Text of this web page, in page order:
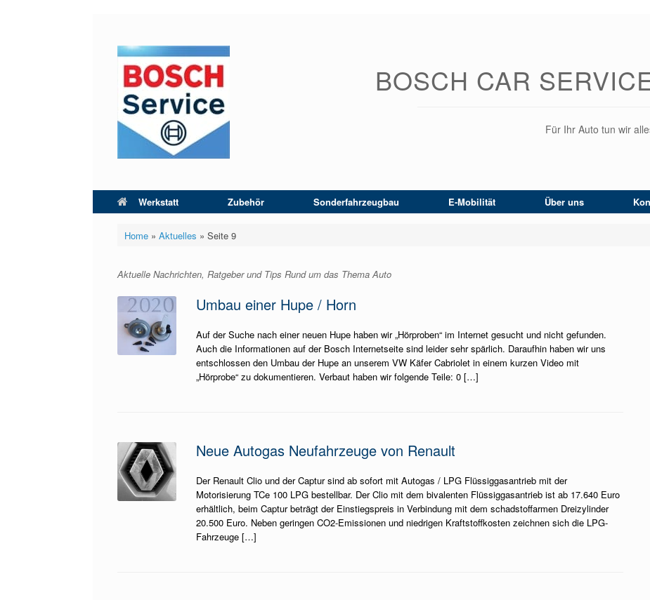
springen
BOSCH CAR
Für Ihr Auto tun wir
Werkstatt Zubehör Sonderfahrzeugbau E-Mobilität Über uns
Home» Aktuelles » Seite 9
Aktuelle Nachrichten, Ratgeber und Tips Rund um das Thema Auto
Umbau einer Hupe / Horn
Auf der Suche nach einer neuen Hupe haben wir „Hörproben“ im Internet gesucht und nicht gefunden.
Auch die Informationen auf der Bosch Internetseite sind leider sehr spärlich. Daraufhin haben wir uns
entschlossen den Umbau der Hupe an unserem VW Käfer Cabriolet in einem kurzen Video mit
„Hörprobe“ zu dokumentieren. Verbaut haben wir folgende Teile: 0 […]
Neue Autogas Neufahrzeuge von Renault
Der Renault Clio und der Captur sind ab sofort mit Autogas / LPG Flüssiggasantrieb mit der
Motorisierung TCe 100 LPG bestellbar. Der Clio mit dem bivalenten Flüssiggasantrieb ist ab 17.640 Euro
erhältlich, beim Captur beträgt der Einstiegspreis in Verbindung mit dem schadstoffarmen Dreizylinder
20.500 Euro. Neben geringen CO2-Emissionen und niedrigen Kraftstoffkosten zeichnen sich die LPG-
Fahrzeuge […]